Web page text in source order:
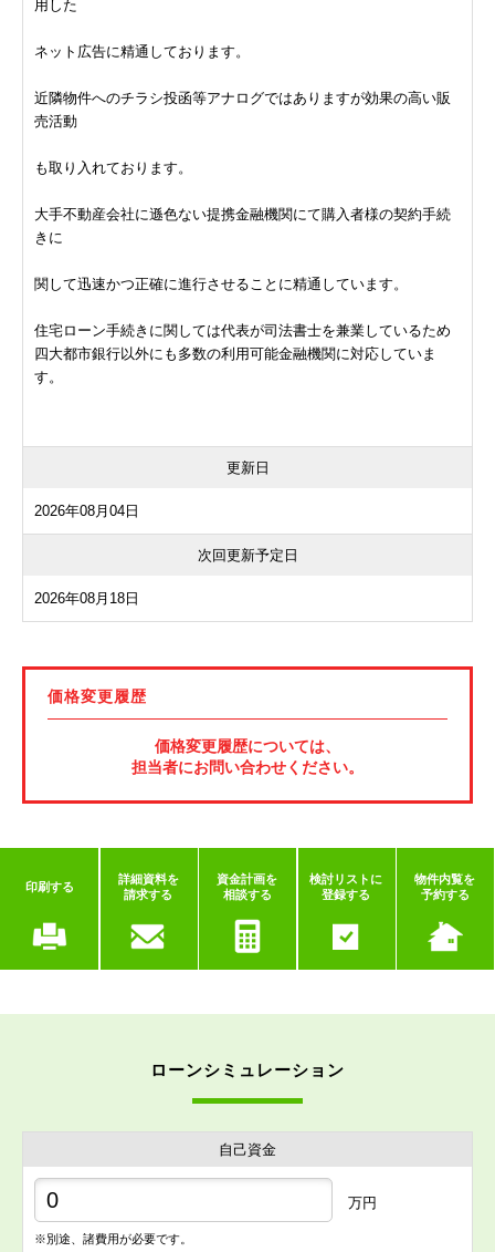
用した
ネット広告に精通しております。
近隣物件へのチラシ投函等アナログではありますが効果の高い販
売活動
も取り入れております。
大手不動産会社に遜色ない提携金融機関にて購入者様の契約手続
きに
関して迅速かつ正確に進行させることに精通しています。
住宅ローン手続きに関しては代表が司法書士を兼業しているため
四大都市銀行以外にも多数の利用可能金融機関に対応していま
す。
更新日
2026年08月04日
次回更新予定日
2026年08月18日
価格変更履歴
価格変更履歴については、
担当者にお問い合わせください。
印刷する
詳細資料を
請求する
資金計画を
相談する
検討リストに
登録する
物件内覧を
予約する
ローンシミュレーション
自己資金
万円
※別途、諸費用が必要です。